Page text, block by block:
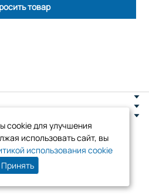
товар
д. 8
cookie для улучшения
использовать сайт, вы
использования cookie
Принять